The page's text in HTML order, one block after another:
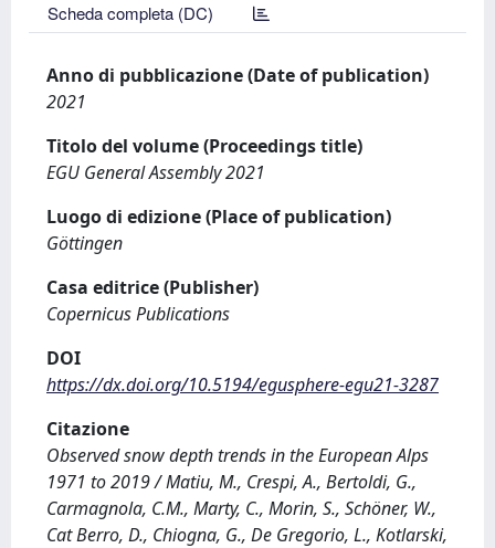
Scheda completa (DC)
Anno di pubblicazione (Date of publication)
2021
Titolo del volume (Proceedings title)
EGU General Assembly 2021
Luogo di edizione (Place of publication)
Göttingen
Casa editrice (Publisher)
Copernicus Publications
DOI
https://dx.doi.org/10.5194/egusphere-egu21-3287
Citazione
Observed snow depth trends in the European Alps
1971 to 2019 / Matiu, M., Crespi, A., Bertoldi, G.,
Carmagnola, C.M., Marty, C., Morin, S., Schöner, W.,
Cat Berro, D., Chiogna, G., De Gregorio, L., Kotlarski,